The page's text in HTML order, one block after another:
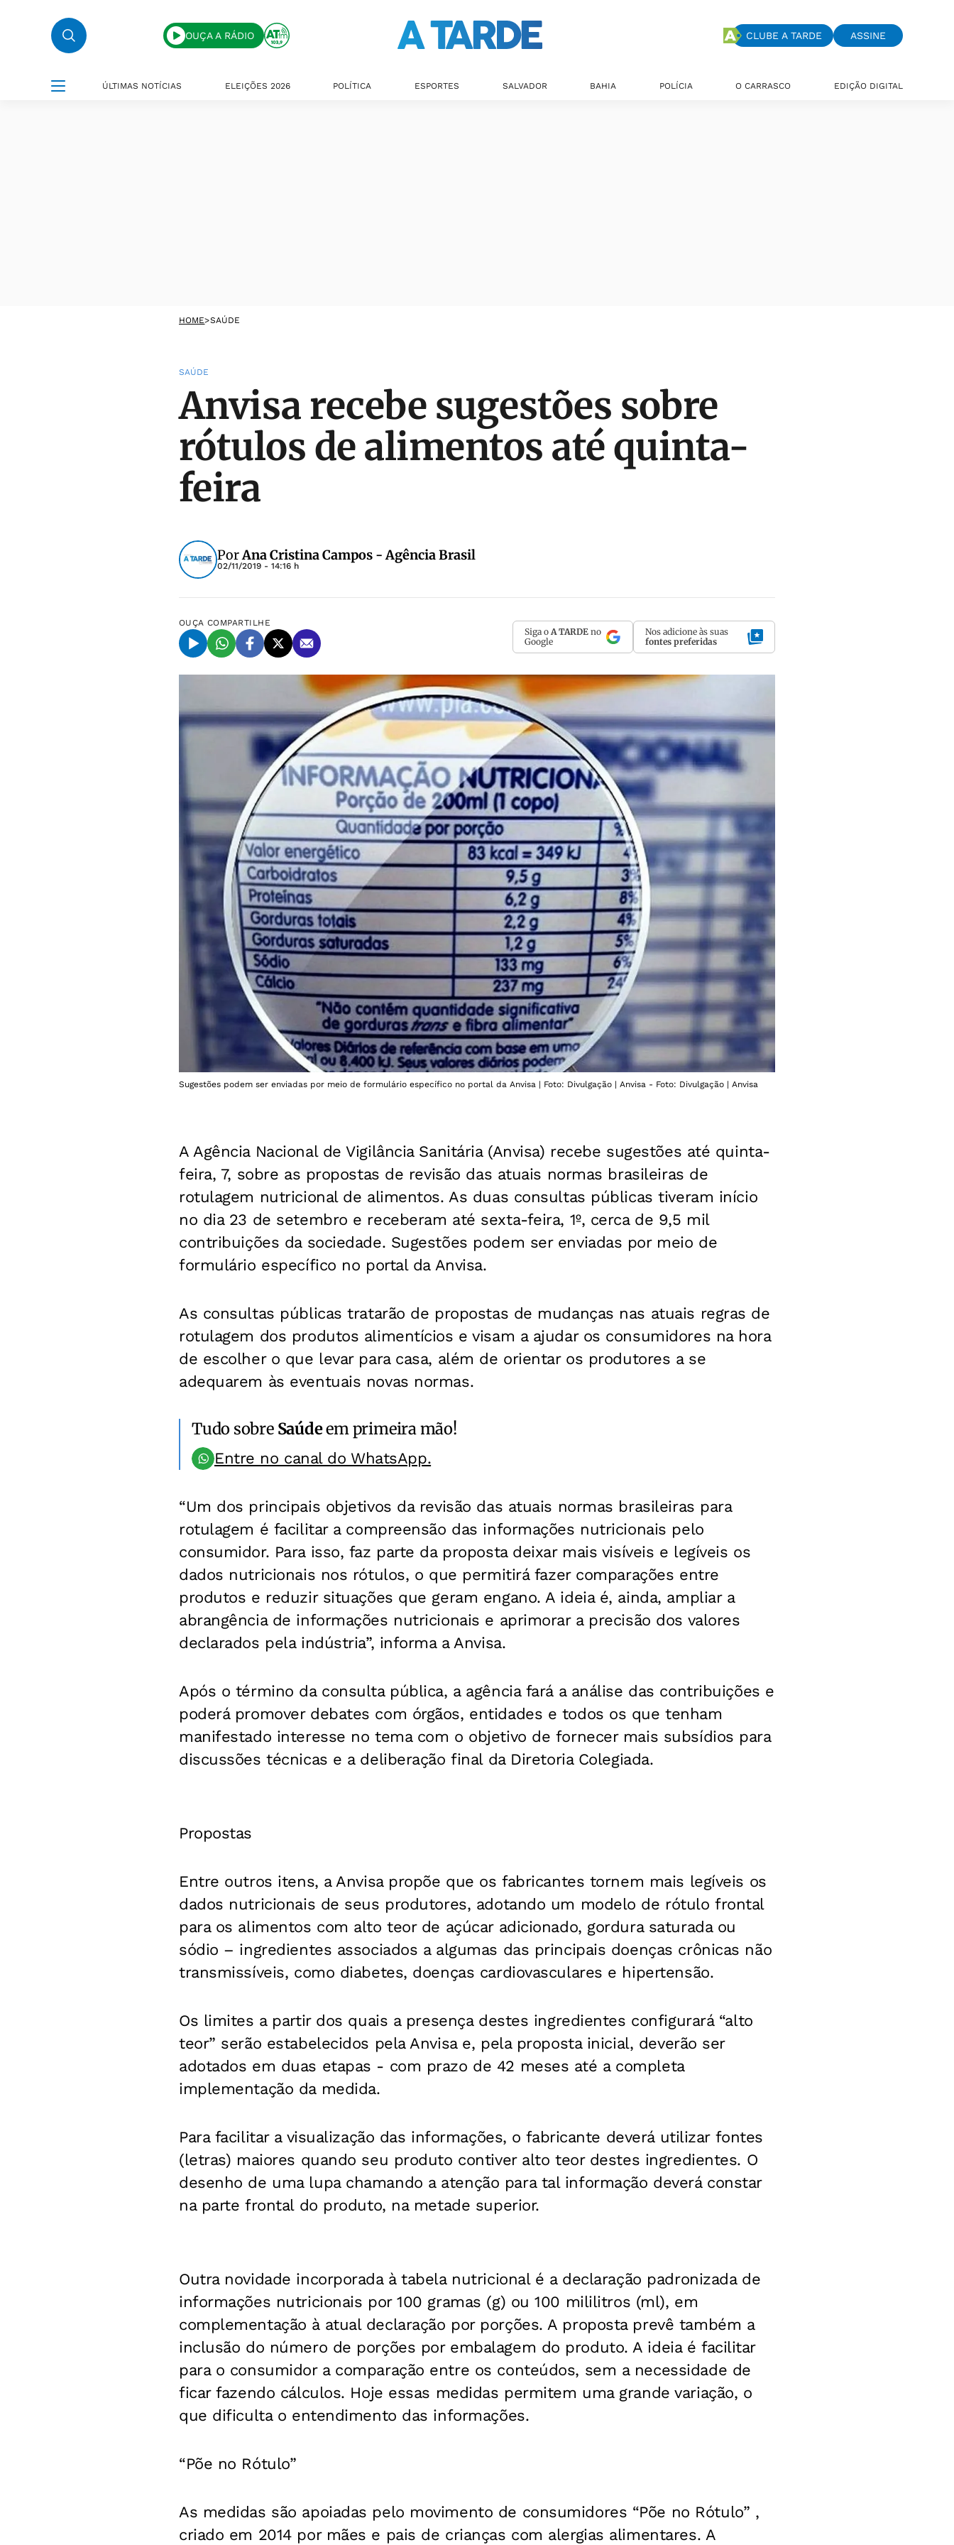
OUÇA A RÁDIO CLUBE A TARDE ASSINE
ÚLTIMAS NOTÍCIAS ELEIÇÕES 2026 POLÍTICA ESPORTES SALVADOR BAHIA POLÍCIA O CARRASCO EDIÇÃO DIGITAL
HOME>SAÚDE
SAÚDE
Anvisa recebe sugestões sobre
rótulos de alimentos até quinta-
feira
PorAna Cristina Campos - Agência Brasil
02/11/2019 - 14:16 h
OUÇA COMPARTILHE
Siga o A TARDE no
Google
Nos adicione às suas
fontes preferidas
Sugestões podem ser enviadas por meio de formulário específico no portal da Anvisa | Foto: Divulgação | Anvisa - Foto: Divulgação | Anvisa
A Agência Nacional de Vigilância Sanitária (Anvisa) recebe sugestões até quinta-
feira, 7, sobre as propostas de revisão das atuais normas brasileiras de
rotulagem nutricional de alimentos. As duas consultas públicas tiveram início
no dia 23 de setembro e receberam até sexta-feira, 1º, cerca de 9,5 mil
contribuições da sociedade. Sugestões podem ser enviadas por meio de
formulário específico no portal da Anvisa.
As consultas públicas tratarão de propostas de mudanças nas atuais regras de
rotulagem dos produtos alimentícios e visam a ajudar os consumidores na hora
de escolher o que levar para casa, além de orientar os produtores a se
adequarem às eventuais novas normas.
Tudo sobre Saúdeem primeira mão!
Entre no canal do WhatsApp.
“Um dos principais objetivos da revisão das atuais normas brasileiras para
rotulagem é facilitar a compreensão das informações nutricionais pelo
consumidor. Para isso, faz parte da proposta deixar mais visíveis e legíveis os
dados nutricionais nos rótulos, o que permitirá fazer comparações entre
produtos e reduzir situações que geram engano. A ideia é, ainda, ampliar a
abrangência de informações nutricionais e aprimorar a precisão dos valores
declarados pela indústria”, informa a Anvisa.
Após o término da consulta pública, a agência fará a análise das contribuições e
poderá promover debates com órgãos, entidades e todos os que tenham
manifestado interesse no tema com o objetivo de fornecer mais subsídios para
discussões técnicas e a deliberação final da Diretoria Colegiada.
Propostas
Entre outros itens, a Anvisa propõe que os fabricantes tornem mais legíveis os
dados nutricionais de seus produtores, adotando um modelo de rótulo frontal
para os alimentos com alto teor de açúcar adicionado, gordura saturada ou
sódio – ingredientes associados a algumas das principais doenças crônicas não
transmissíveis, como diabetes, doenças cardiovasculares e hipertensão.
Os limites a partir dos quais a presença destes ingredientes configurará “alto
teor” serão estabelecidos pela Anvisa e, pela proposta inicial, deverão ser
adotados em duas etapas - com prazo de 42 meses até a completa
implementação da medida.
Para facilitar a visualização das informações, o fabricante deverá utilizar fontes
(letras) maiores quando seu produto contiver alto teor destes ingredientes. O
desenho de uma lupa chamando a atenção para tal informação deverá constar
na parte frontal do produto, na metade superior.
Outra novidade incorporada à tabela nutricional é a declaração padronizada de
informações nutricionais por 100 gramas (g) ou 100 mililitros (ml), em
complementação à atual declaração por porções. A proposta prevê também a
inclusão do número de porções por embalagem do produto. A ideia é facilitar
para o consumidor a comparação entre os conteúdos, sem a necessidade de
ficar fazendo cálculos. Hoje essas medidas permitem uma grande variação, o
que dificulta o entendimento das informações.
“Põe no Rótulo”
As medidas são apoiadas pelo movimento de consumidores “Põe no Rótulo” ,
criado em 2014 por mães e pais de crianças com alergias alimentares. A